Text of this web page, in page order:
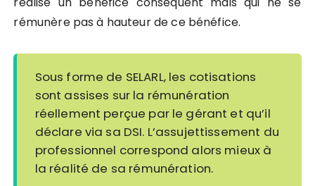
rémunère pas à hauteur de ce bénéfice.
Sous forme de SELARL, les cotisations
sont assises sur la rémunération
réellement perçue par le gérant et qu’il
déclare via sa DSI. L’assujettissement du
professionnel correspond alors mieux à
la réalité de sa rémunération.